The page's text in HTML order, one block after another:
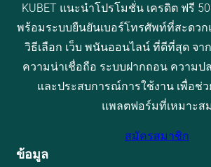
KUBET แนะนำโปรโมชั่น เครดิต ฟรี
พร้อมระบบยืนยันเบอร์โทรศัพท์ที่สะดวก
วิธีเลือก เว็บ พนันออนไลน์ ที่ดีที่สุด จา
ความน่าเชื่อถือ ระบบฝากถอน ความป
และประสบการณ์การใช้งาน เพื่อช่ว
แพลตฟอร์มที่เหมาะสม
สมัครสมาชิก
ข้อมูล